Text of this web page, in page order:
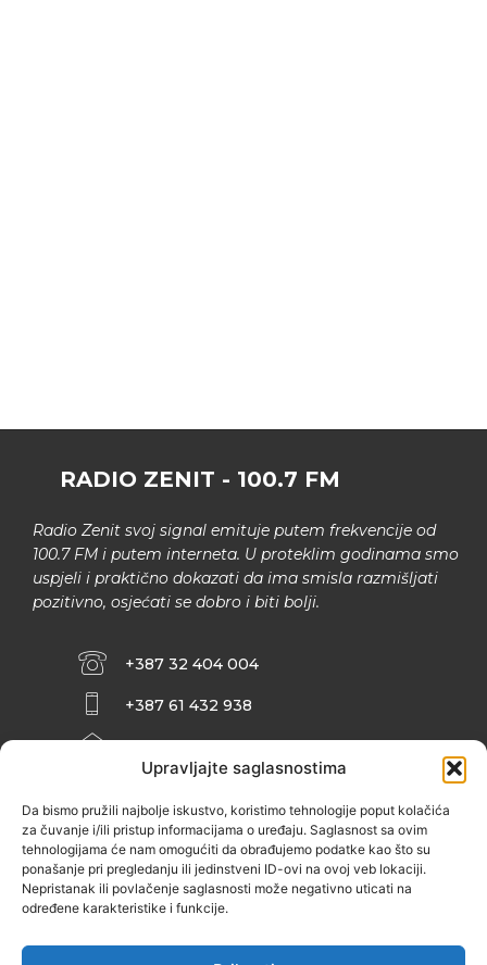
Upravljajte saglasnostima
Da bismo pružili najbolje iskustvo, koristimo tehnologije poput kolačića
za čuvanje i/ili pristup informacijama o uređaju. Saglasnost sa ovim
tehnologijama će nam omogućiti da obrađujemo podatke kao što su
ponašanje pri pregledanju ili jedinstveni ID-ovi na ovoj veb lokaciji.
Nepristanak ili povlačenje saglasnosti može negativno uticati na
određene karakteristike i funkcije.
RADIO ZENIT - 100.7 FM
Radio Zenit svoj signal emituje putem frekvencije od
100.7 FM i putem interneta. U proteklim godinama smo
uspjeli i praktično dokazati da ima smisla razmišljati
pozitivno, osjećati se dobro i biti bolji.
+387 32 404 004
+387 61 432 938
INFO@ZENIT.BA
ZENIČANKA, 3. SPRAT), 72000 ZENICA